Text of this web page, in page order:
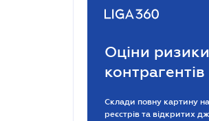
Оціни
контрагентів
Склади повну картину
реєстрів та відкритих